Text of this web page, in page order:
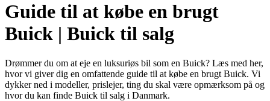
Guide til at købe en brugt
Buick | Buick til salg
Drømmer du om at eje en luksuriøs bil som en Buick? Læs med her,
hvor vi giver dig en omfattende guide til at købe en brugt Buick. Vi
dykker ned i modeller, prislejer, ting du skal være opmærksom på og
hvor du kan finde Buick til salg i Danmark.